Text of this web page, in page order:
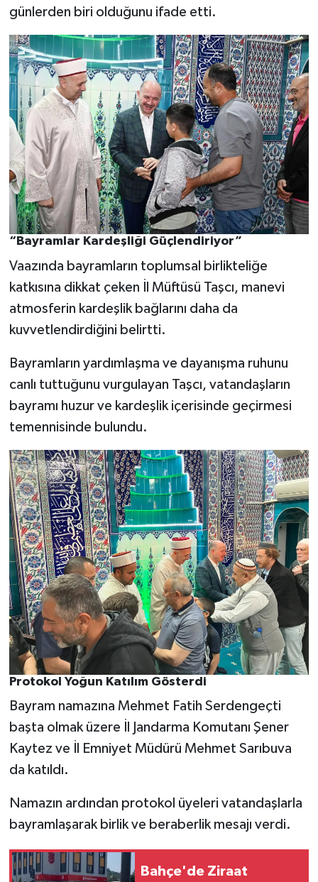
günlerden biri olduğunu ifade etti.
“Bayramlar Kardeşliği Güçlendiriyor”
Vaazında bayramların toplumsal birlikteliğe
katkısına dikkat çeken İl Müftüsü Taşcı, manevi
atmosferin kardeşlik bağlarını daha da
kuvvetlendirdiğini belirtti.
Bayramların yardımlaşma ve dayanışma ruhunu
canlı tuttuğunu vurgulayan Taşcı, vatandaşların
bayramı huzur ve kardeşlik içerisinde geçirmesi
temennisinde bulundu.
Protokol Yoğun Katılım Gösterdi
Bayram namazına Mehmet Fatih Serdengeçti
başta olmak üzere İl Jandarma Komutanı Şener
Kaytez ve İl Emniyet Müdürü Mehmet Sarıbuva
da katıldı.
Namazın ardından protokol üyeleri vatandaşlarla
bayramlaşarak birlik ve beraberlik mesajı verdi.
Bahçe'de Ziraat